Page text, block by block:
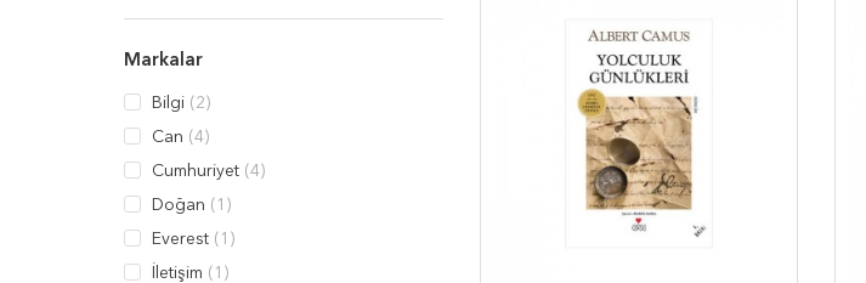
Markalar
Bilgi (2)
Can (4)
Cumhuriyet (4)
Doğan (1)
Everest (1)
İletişim (1)